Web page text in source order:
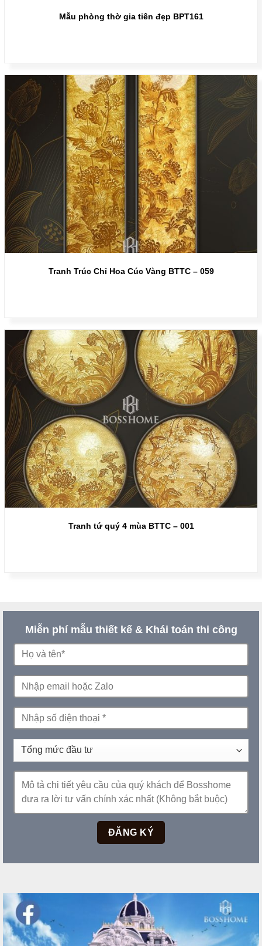
Mẫu phòng thờ gia tiên đẹp BPT161
Tranh Trúc Chỉ Hoa Cúc Vàng BTTC – 059
Tranh tứ quý 4 mùa BTTC – 001
Miễn phí mẫu thiết kế & Khái toán thi công